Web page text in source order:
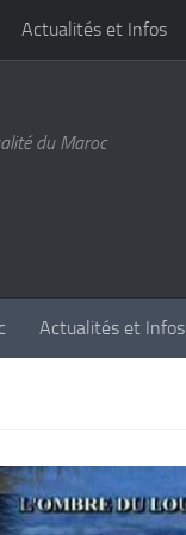
Actualités et Infos
du Maroc
Actualités et Infos